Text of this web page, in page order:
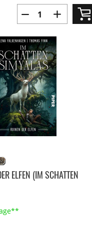
ELFEN (IM SCHATTEN